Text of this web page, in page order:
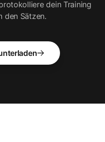
dein Training
den Sätzen.